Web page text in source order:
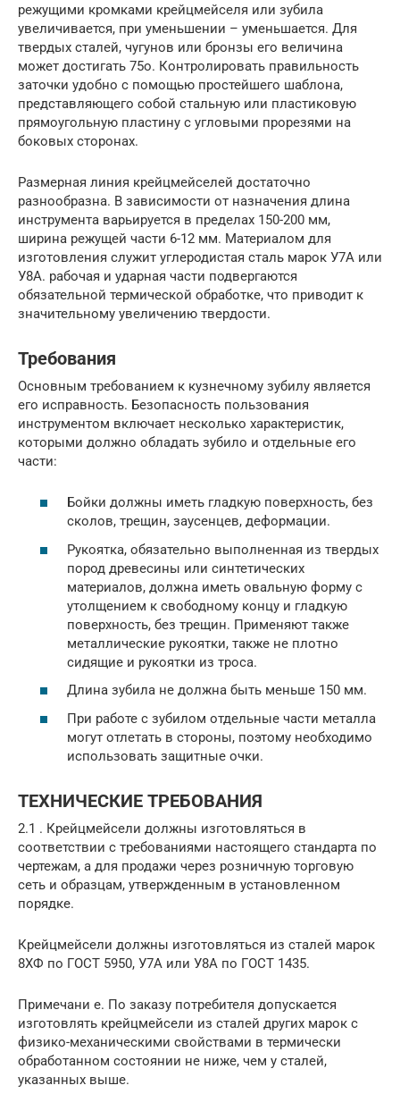
режущими кромками крейцмейселя или зубила
увеличивается, при уменьшении – уменьшается. Для
твердых сталей, чугунов или бронзы его величина
может достигать 75о. Контролировать правильность
заточки удобно с помощью простейшего шаблона,
представляющего собой стальную или пластиковую
прямоугольную пластину с угловыми прорезями на
боковых сторонах.
Размерная линия крейцмейселей достаточно
разнообразна. В зависимости от назначения длина
инструмента варьируется в пределах 150-200 мм,
ширина режущей части 6-12 мм. Материалом для
изготовления служит углеродистая сталь марок У7А или
У8А. рабочая и ударная части подвергаются
обязательной термической обработке, что приводит к
значительному увеличению твердости.
Требования
Основным требованием к кузнечному зубилу является
его исправность. Безопасность пользования
инструментом включает несколько характеристик,
которыми должно обладать зубило и отдельные его
части:
Бойки должны иметь гладкую поверхность, без
сколов, трещин, заусенцев, деформации.
Рукоятка, обязательно выполненная из твердых
пород древесины или синтетических
материалов, должна иметь овальную форму с
утолщением к свободному концу и гладкую
поверхность, без трещин. Применяют также
металлические рукоятки, также не плотно
сидящие и рукоятки из троса.
Длина зубила не должна быть меньше 150 мм.
При работе с зубилом отдельные части металла
могут отлетать в стороны, поэтому необходимо
использовать защитные очки.
ТЕХНИЧЕСКИЕ ТРЕБОВАНИЯ
2.1 . Крейцмейсели должны изготовляться в
соответствии с требованиями настоящего стандарта по
чертежам, а для продажи через розничную торговую
сеть и образцам, утвержденным в установленном
порядке.
Крейцмейсели должны изготовляться из сталей марок
8ХФ по ГОСТ 5950, У7А или У8А по ГОСТ 1435.
Примечани е. По заказу потребителя допускается
изготовлять крейцмейсели из сталей других марок с
физико-механическими свойствами в термически
обработанном состоянии не ниже, чем у сталей,
указанных выше.